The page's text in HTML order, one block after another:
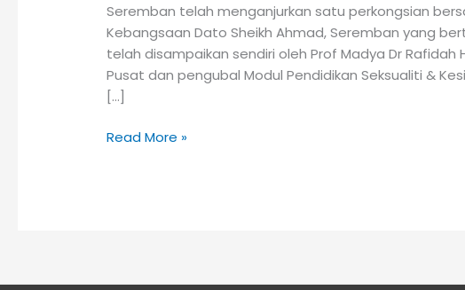
Seremban telah menganjurkan satu perkongsian
Kebangsaan Dato Sheikh Ahmad, Seremban yang
telah disampaikan sendiri oleh Prof Madya Dr Rafidah
Pusat dan pengubal Modul Pendidikan Seksualiti &
[…]
Read More »